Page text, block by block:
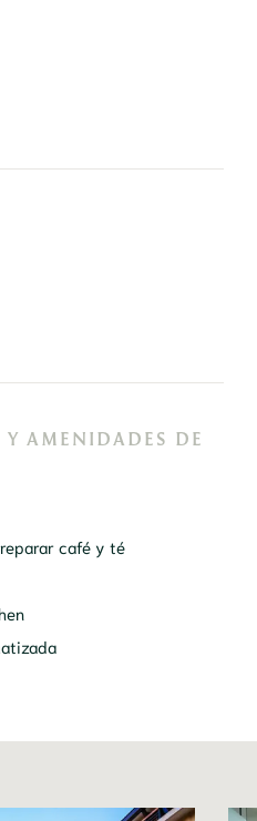
Y AMENIDADES DE
café y té